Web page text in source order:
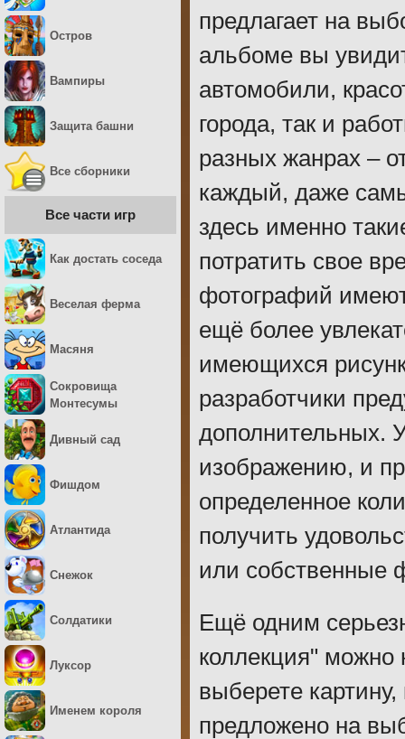
предлагает на
альбоме вы
автомобили,
города, так и
разных жанрах –
каждый, даже
здесь именно
потратить свое
фотографий
ещё более
имеющихся
разработчики
дополнительных.
изображению, и
определенное
получить
или собственные
Ещё одним
коллекция" можно
выберете картину,
предложено на
Остров
Вампиры
Защита башни
Все сборники
Все части игр
Как достать соседа
Веселая ферма
Масяня
Сокровища
Монтесумы
Дивный сад
Фишдом
Атлантида
Снежок
Солдатики
Луксор
Именем короля